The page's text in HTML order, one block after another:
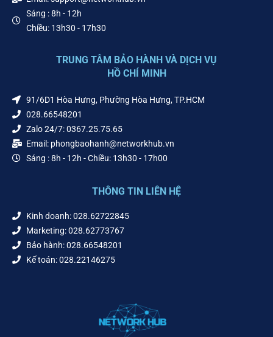
Sáng : 8h - 12h
Chiều: 13h30 - 17h30
TRUNG TÂM BẢO HÀNH VÀ DỊCH VỤ
HỒ CHÍ MINH
91/6D1 Hòa Hưng, Phường Hòa Hưng, TP.HCM
028.66548201
Zalo 24/7: 0367.25.75.65
Email: phongbaohanh@networkhub.vn
Sáng : 8h - 12h - Chiều: 13h30 - 17h00
THÔNG TIN LIÊN HỆ
Kinh doanh: 028.62722845
Marketing: 028.62773767
Bảo hành: 028.66548201
Kế toán: 028.22146275